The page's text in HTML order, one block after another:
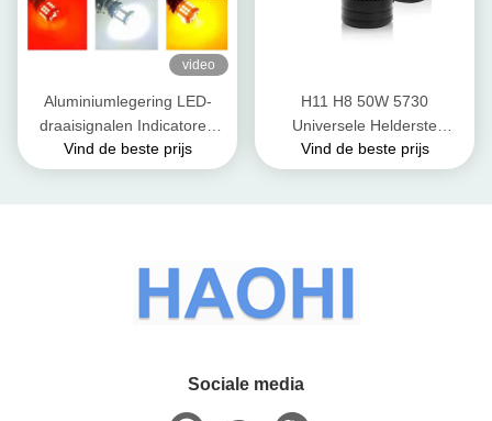
video
Aluminiumlegering LED-
draaisignalen Indicatoren
3030 39 SMD 12v 1156
BA15S 1157 BAY15D T20
Vind de beste prijs
H11 H8 50W 5730
Universele Helderste
Geleide de Mistlichten 30w
Cree Headlight van 12-24V
Vind de beste prijs
Sociale media